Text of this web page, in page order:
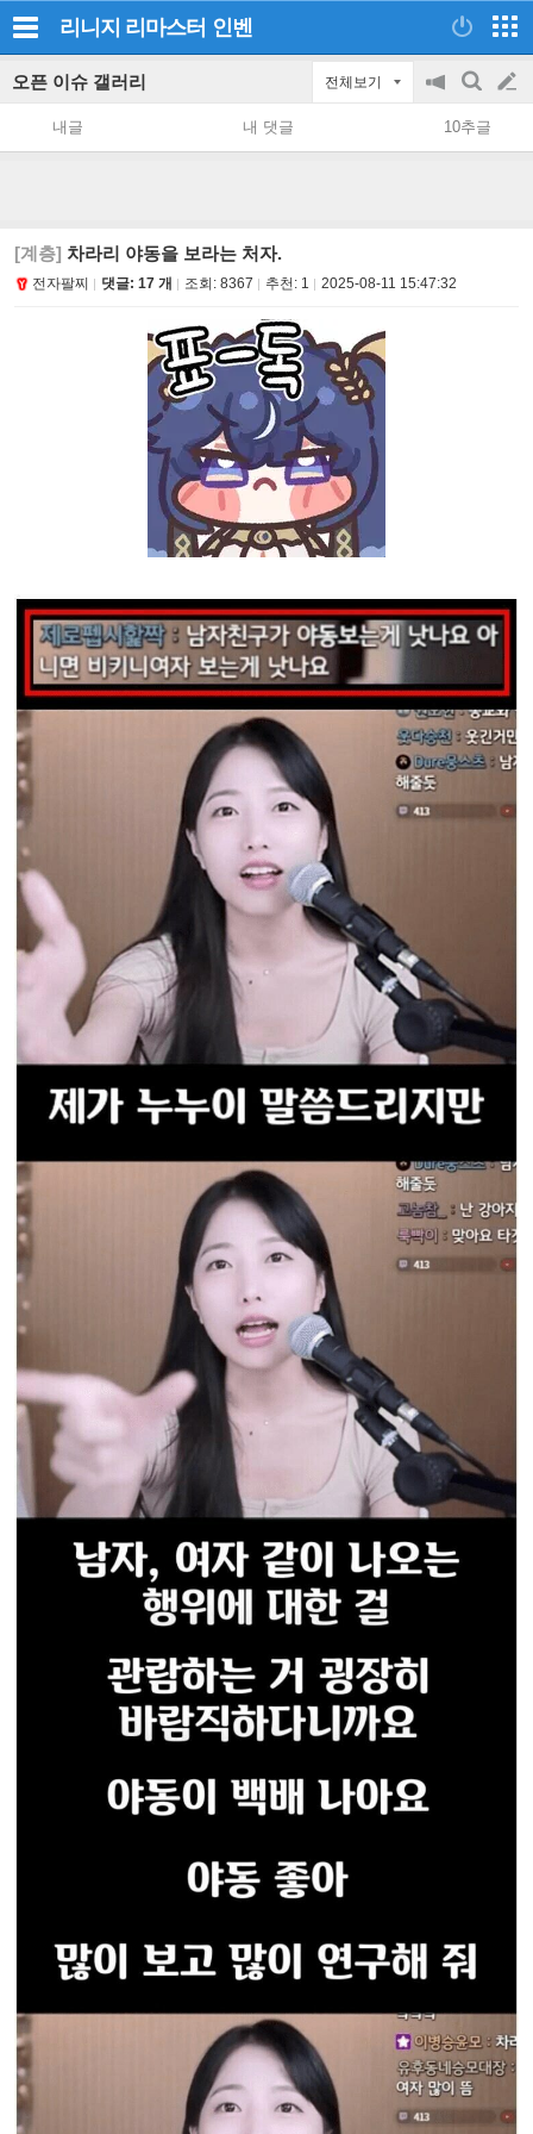
리니지 리마스터 인벤
오픈 이슈 갤러리 전체보기
공
지
on/off
검
색
글
쓰
내글 내 댓글 10추글
[계층] 차라리 야동을 보라는 처자.
전자팔찌 댓글: 17 개 조회: 8367 추천: 1 2025-08-11 15:47:32